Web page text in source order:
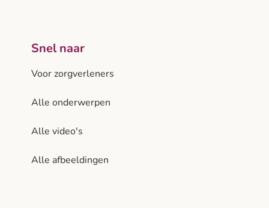
Snel naar
Voor zorgverleners
Alle onderwerpen
Alle video's
Alle afbeeldingen